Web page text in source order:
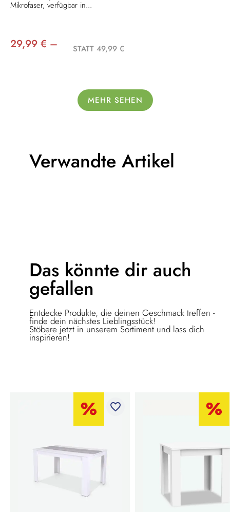
Mikrofaser, verfügbar in...
29,99 € – STATT 49,99 €
MEHR SEHEN
Verwandte Artikel
Das könnte dir auch
gefallen
Entdecke Produkte, die deinen Geschmack treffen -
finde dein nächstes Lieblingsstück!
Stöbere jetzt in unserem Sortiment und lass dich
inspirieren!
favorite_border